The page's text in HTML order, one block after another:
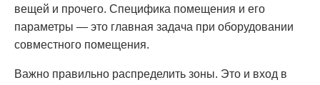
вещей и прочего. Специфика помещения и его
параметры — это главная задача при оборудовании
совместного помещения.
Важно правильно распределить зоны. Это и вход в